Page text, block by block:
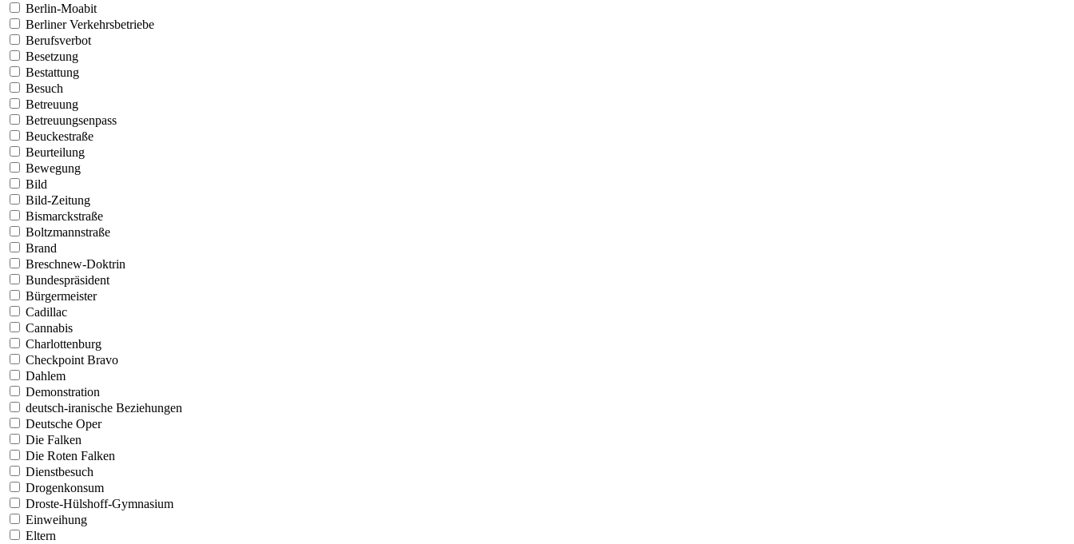
Berlin-Moabit
Berliner Verkehrsbetriebe
Berufsverbot
Besetzung
Bestattung
Besuch
Betreuung
Betreuungsenpass
Beuckestraße
Beurteilung
Bewegung
Bild
Bild-Zeitung
Bismarckstraße
Boltzmannstraße
Brand
Breschnew-Doktrin
Bundespräsident
Bürgermeister
Cadillac
Cannabis
Charlottenburg
Checkpoint Bravo
Dahlem
Demonstration
deutsch-iranische Beziehungen
Deutsche Oper
Die Falken
Die Roten Falken
Dienstbesuch
Drogenkonsum
Droste-Hülshoff-Gymnasium
Einweihung
Eltern